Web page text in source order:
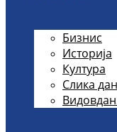
Бизнис
Историја
Култура
Слика